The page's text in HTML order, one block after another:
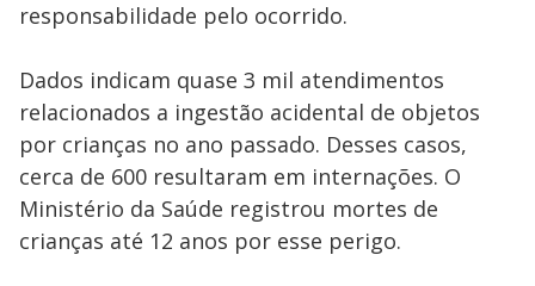
responsabilidade pelo ocorrido.
Dados indicam quase 3 mil atendimentos
relacionados a ingestão acidental de objetos
por crianças no ano passado. Desses casos,
cerca de 600 resultaram em internações. O
Ministério da Saúde registrou mortes de
crianças até 12 anos por esse perigo.